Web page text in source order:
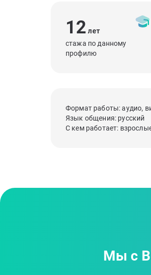
12 лет
стажа по данному
профилю
Формат работы: аудио,
Язык общения: русский
С кем работает:
Мы с